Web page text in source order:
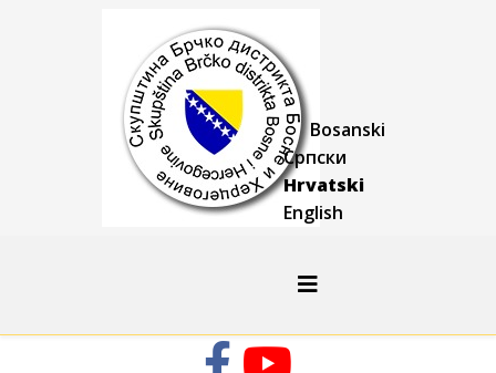
Bosanski
Српски
Hrvatski
English